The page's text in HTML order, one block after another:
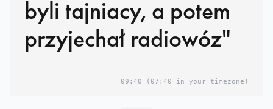
byli tajniacy, a potem
przyjechał radiowóz"
09:40 (07:40 in your timezone)